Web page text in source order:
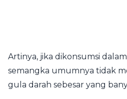
Artinya, jika dikonsumsi
semangka umumnya tidak
gula darah sebesar yang